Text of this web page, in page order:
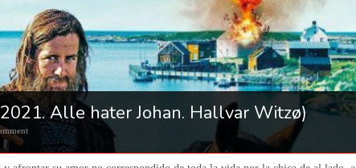
Alle hater Johan. Hallvar Witzø)